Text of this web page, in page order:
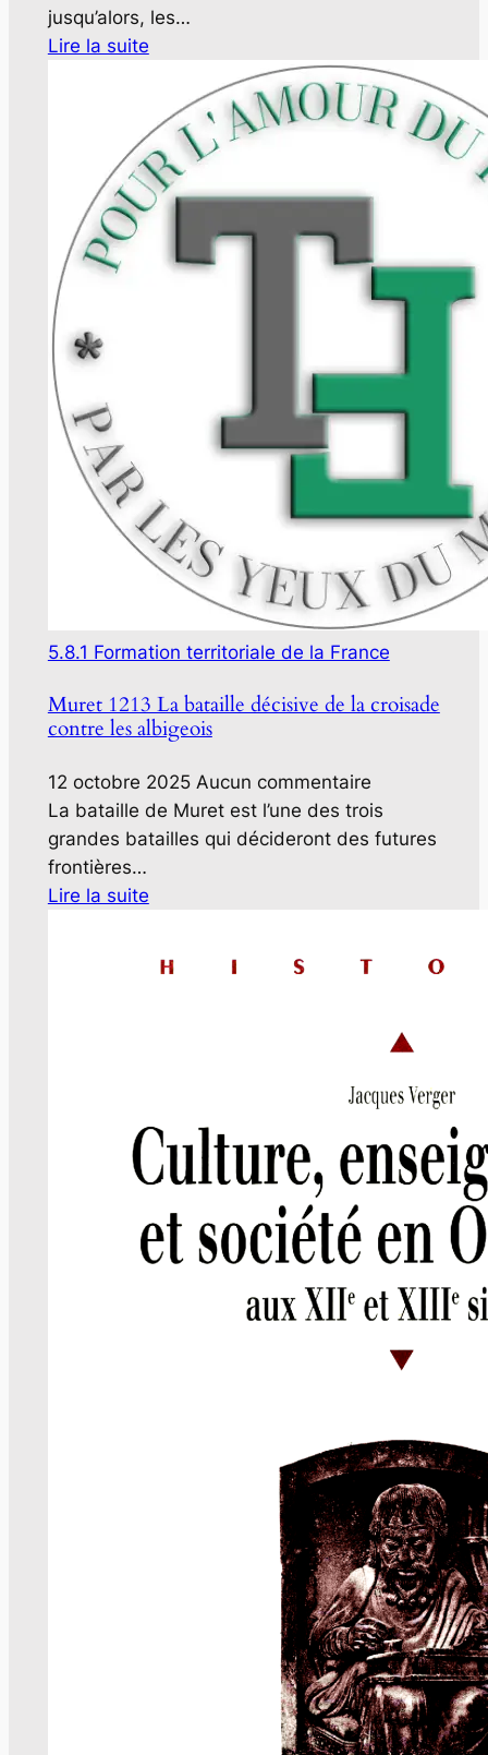
jusqu’alors, les…
Lire la suite
5.8.1 Formation territoriale de la France
Muret 1213 La bataille décisive de la croisade
contre les albigeois
12 octobre 2025 Aucun commentaire
La bataille de Muret est l’une des trois
grandes batailles qui décideront des futures
frontières…
Lire la suite